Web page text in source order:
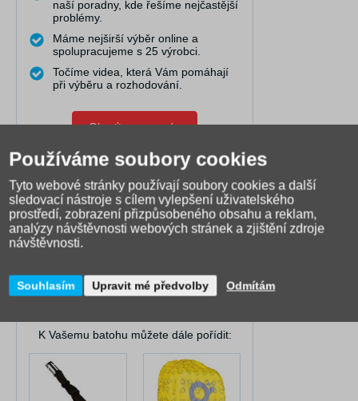
naší poradny, kde řešíme nejčastější
problémy.
Máme nejširší výběr online a
spolupracujeme s 25 výrobci.
Točíme videa, která Vám pomáhají
při výběru a rozhodování.
Obraťte se na nás
U nás máte jistotu.
V případě reklamace nabízíme
pomoc.
K Vašemu batohu můžete dále pořídit:
Používáme soubory cookies
Tyto webové stránky používají soubory cookies a další
sledovací nástroje s cílem vylepšení uživatelského
prostředí, zobrazení přizpůsobeného obsahu a reklam,
analýzy návštěvnosti webových stránek a zjištění zdroje
návštěvnosti.
Souhlasím Upravit mé předvolby Odmítám